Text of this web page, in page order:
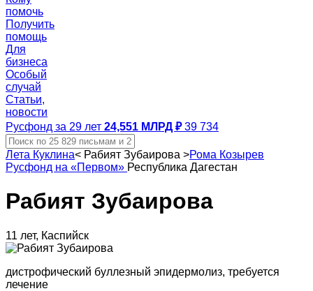
помочь
Получить
помощь
Для
бизнеса
Особый
случай
Статьи,
новости
Русфонд за 29 лет 24,551 МЛРД ₽ 39 734
Лета Куклина< Рабият Зубаирова >Рома Козырев
Русфонд на «Первом» Республика Дагестан
Рабият Зубаирова
11 лет, Каспийск
дистрофический буллезный эпидермолиз, требуется
лечение